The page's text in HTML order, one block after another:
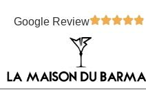
Google Review